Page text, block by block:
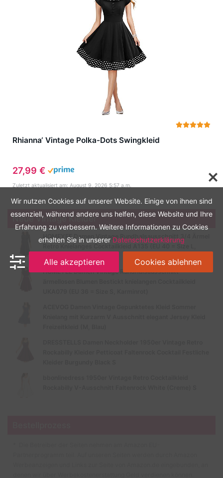
Rhianna‘ Vintage Polka-Dots Swingkleid
27,99 €
Zuletzt aktualisiert am: August 9, 2026 5:57 a.m.
Neue Vintage Kleider
HOMEYEE Damen Vintage Rundhalsausschnitt 3/4 Ärmel
Retro Knielanges Cocktailkleid A135 (EU 40 = Size L,
HOMEYEE Damen Vintage Rundhalsausschnitt
Wir nutzen Cookies auf unserer Website. Einige von ihnen sind
essenziell, während andere uns helfen, diese Website und Ihre
Erfahrung zu verbessern. Weitere Informationen zu Cookies
erhalten Sie in unserer Datenschutzerklärung
Alle akzeptieren Cookies ablehnen